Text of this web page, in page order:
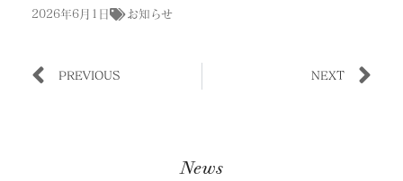
2026年6月1日 お知らせ
PREVIOUS NEXT
News